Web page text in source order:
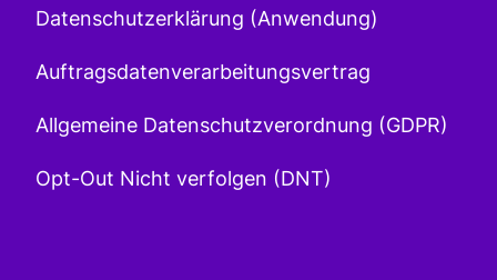
Datenschutzerklärung (Anwendung)
Auftragsdatenverarbeitungsvertrag
Allgemeine Datenschutzverordnung (GDPR)
Opt-Out Nicht verfolgen (DNT)